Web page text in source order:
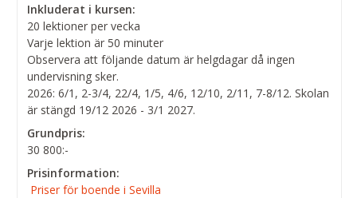
Inkluderat i kursen:
20 lektioner per vecka
Varje lektion är 50 minuter
Observera att följande datum är helgdagar då ingen
undervisning sker.
2026: 6/1, 2-3/4, 22/4, 1/5, 4/6, 12/10, 2/11, 7-8/12. Skolan
är stängd 19/12 2026 - 3/1 2027.
Grundpris:
30 800:-
Prisinformation:
Priser för boende i Sevilla